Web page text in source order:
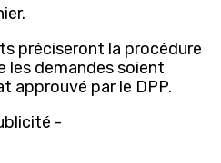
préciseront la procédure
les demandes soient
approuvé par le DPP.
-